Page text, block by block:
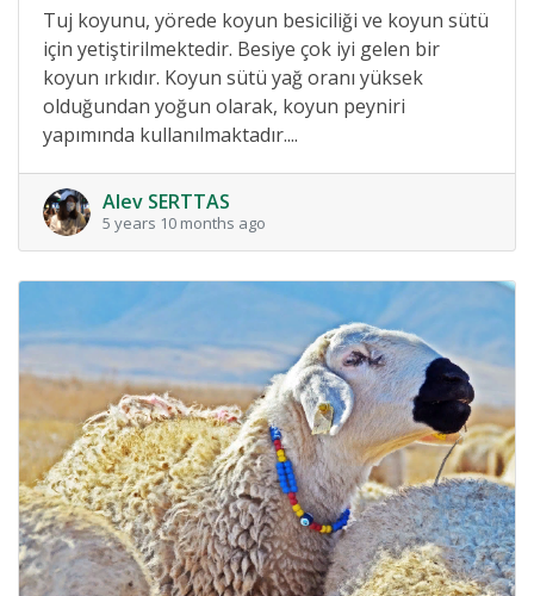
Tuj koyunu, yörede koyun besiciliği ve koyun sütü
için yetiştirilmektedir. Besiye çok iyi gelen bir
koyun ırkıdır. Koyun sütü yağ oranı yüksek
olduğundan yoğun olarak, koyun peyniri
yapımında kullanılmaktadır....
Alev SERTTAS
5 years 10 months ago